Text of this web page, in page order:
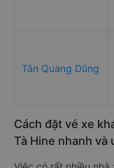
Tân Quang Dũng
Cách đặt vé xe
Tà Hine nhanh và